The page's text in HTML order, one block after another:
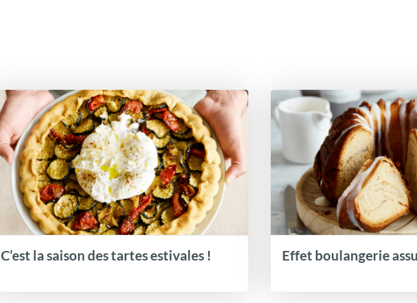
C’est la saison des tartes estivales ! Effet boulangerie